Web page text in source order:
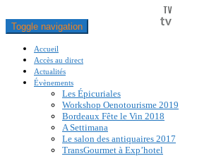
Toggle navigation
Accueil
Accès au direct
Actualités
Évènements
Les Épicuriales
Workshop Oenotourisme 2019
Bordeaux Fête le Vin 2018
A Settimana
Le salon des antiquaires 2017
TransGourmet à Exp’hotel